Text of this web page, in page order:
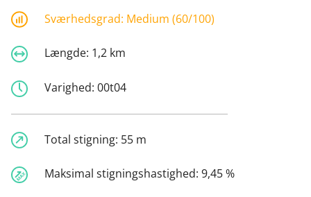
Sværhedsgrad: Medium (60/100)
Længde: 1,2 km
Varighed: 00t04
Total stigning: 55 m
Maksimal stigningshastighed: 9,45 %